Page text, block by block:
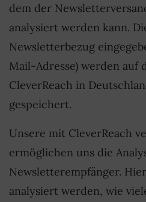
dem der
analysiert werden kann.
Newsletterbezug
Mail-Adresse) werden auf
CleverReach in
gespeichert.
Unsere mit CleverReach
ermöglichen uns die
Newsletterempfänger.
analysiert werden, wie